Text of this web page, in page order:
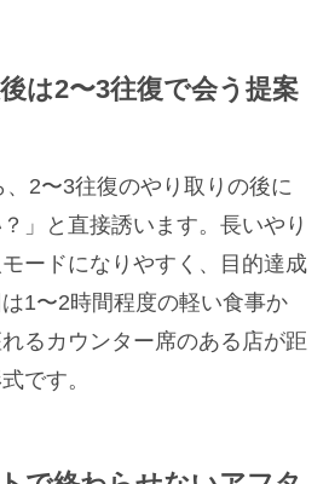
は2〜3往復で会う提案
2〜3往復のやり取りの後に
？」と直接誘います。長いやり
ードになりやすく、目的達成
1〜2時間程度の軽い食事か
るカウンター席のある店が距
です。